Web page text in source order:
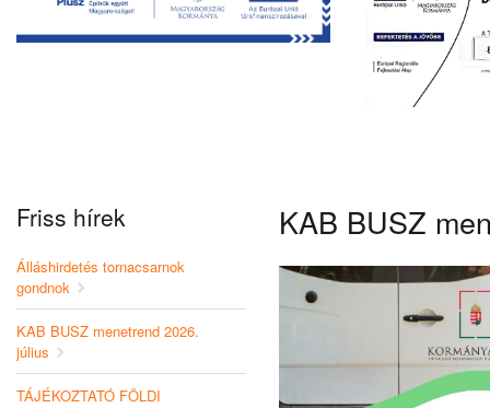
Friss hírek
Álláshirdetés tornacsarnok
gondnok
KAB BUSZ menetrend 2026.
július
TÁJÉKOZTATÓ FÖLDI
KAB BUSZ